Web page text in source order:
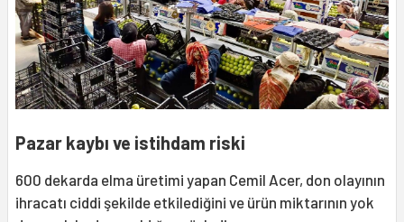
Pazar kaybı ve istihdam riski
600 dekarda elma üretimi yapan Cemil Acer, don olayının
ihracatı ciddi şekilde etkilediğini ve ürün miktarının yok